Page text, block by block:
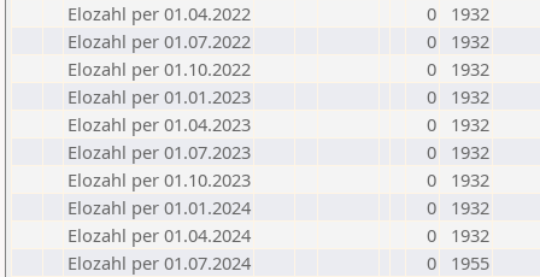
Elozahl per 01.04.2022
0
1932
Elozahl per 01.07.2022
0
1932
Elozahl per 01.10.2022
0
1932
Elozahl per 01.01.2023
0
1932
Elozahl per 01.04.2023
0
1932
Elozahl per 01.07.2023
0
1932
Elozahl per 01.10.2023
0
1932
Elozahl per 01.01.2024
0
1932
Elozahl per 01.04.2024
0
1932
Elozahl per 01.07.2024
0
1955